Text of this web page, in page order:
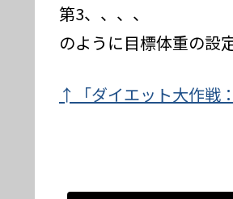
第3、、、、
のように目標体重の設
↑「ダイエット大作戦